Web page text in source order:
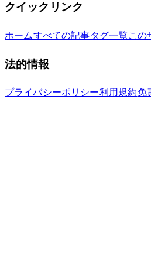
クイックリンク
ホームすべての記事タグ一覧 この
法的情報
プライバシーポリシー利用規約免